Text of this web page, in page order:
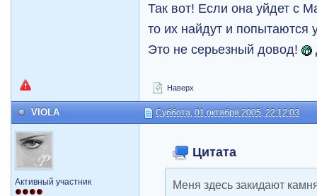
Так вот! Если она уйдет с
то их найдут и попытаются
Это не серьезный довод!
Наверх
VIOLA Суббота, 01 октября 2005, 22:12:03
Активный участник
Цитата
Меня здесь закидают